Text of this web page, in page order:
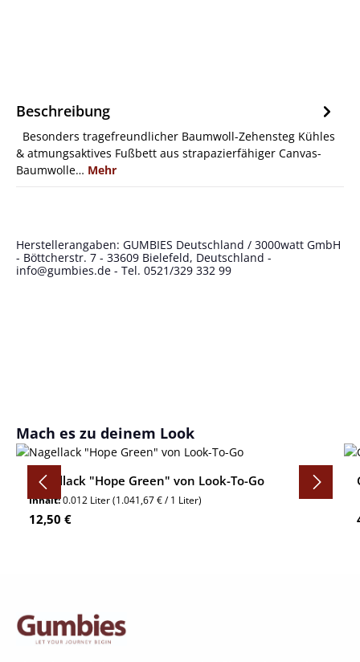
Beschreibung
Besonders tragefreundlicher Baumwoll-Zehensteg Kühles
& atmungsaktives Fußbett aus strapazierfähiger Canvas-
Baumwolle… Mehr
Herstellerangaben: GUMBIES Deutschland / 3000watt GmbH
- Böttcherstr. 7 - 33609 Bielefeld, Deutschland -
info@gumbies.de - Tel. 0521/329 332 99
Produktgalerie überspringen
Mach es zu deinem Look
Nagellack "Hope Green" von Look-To-Go
Inhalt:0.012 Liter(1.041,67 € / 1 Liter)
Regulärer Preis:
12,50 €